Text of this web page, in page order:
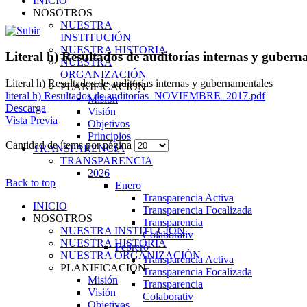
NOSOTROS
NUESTRA
INSTITUCIÓN
NUESTRA HISTORIA
NUESTRA
ORGANIZACIÓN
PLANIFICACIÓN
Misión
Visión
Objetivos
Principios
TRANSPARENCIA
TRANSPARENCIA
2026
Enero
Transparencia Activa
Transparencia Focalizada
Transparencia
Colaborativ
Febrero
Transparencia Activa
Transparencia Focalizada
Transparencia
Colaborativ
Literal h) Resultados de auditorías internas y
Literal h) Resultados de auditorías internas y gubernamentales
literal h) Resultados de auditorías_NOVIEMBRE_2017.pdf
Descarga
Vista Previa
Cantidad de ítems por página
Back to top
INICIO
NOSOTROS
NUESTRA INSTITUCIÓN
NUESTRA HISTORIA
NUESTRA ORGANIZACIÓN
PLANIFICACIÓN
Misión
Visión
Objetivos